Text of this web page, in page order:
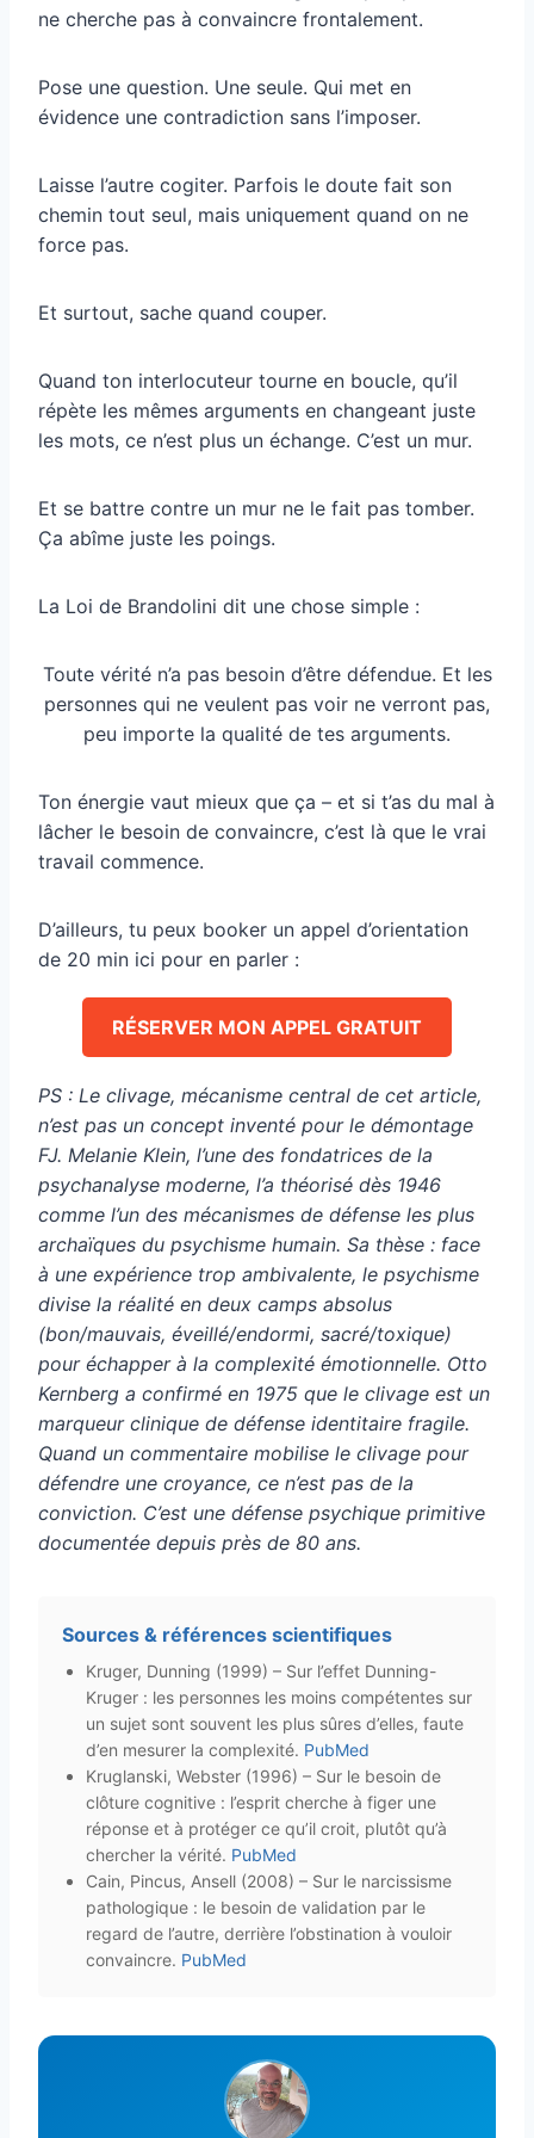
ne cherche pas à convaincre frontalement.
Pose une question. Une seule. Qui met en
évidence une contradiction sans l’imposer.
Laisse l’autre cogiter. Parfois le doute fait son
chemin tout seul, mais uniquement quand on ne
force pas.
Et surtout, sache quand couper.
Quand ton interlocuteur tourne en boucle, qu’il
répète les mêmes arguments en changeant juste
les mots, ce n’est plus un échange. C’est un mur.
Et se battre contre un mur ne le fait pas tomber.
Ça abîme juste les poings.
La Loi de Brandolini dit une chose simple :
Toute vérité n’a pas besoin d’être défendue. Et les
personnes qui ne veulent pas voir ne verront pas,
peu importe la qualité de tes arguments.
Ton énergie vaut mieux que ça – et si t’as du mal à
lâcher le besoin de convaincre, c’est là que le vrai
travail commence.
D’ailleurs, tu peux booker un appel d’orientation
de 20 min ici pour en parler :
RÉSERVER MON APPEL GRATUIT
PS : Le clivage, mécanisme central de cet article,
n’est pas un concept inventé pour le démontage
FJ. Melanie Klein, l’une des fondatrices de la
psychanalyse moderne, l’a théorisé dès 1946
comme l’un des mécanismes de défense les plus
archaïques du psychisme humain. Sa thèse : face
à une expérience trop ambivalente, le psychisme
divise la réalité en deux camps absolus
(bon/mauvais, éveillé/endormi, sacré/toxique)
pour échapper à la complexité émotionnelle. Otto
Kernberg a confirmé en 1975 que le clivage est un
marqueur clinique de défense identitaire fragile.
Quand un commentaire mobilise le clivage pour
défendre une croyance, ce n’est pas de la
conviction. C’est une défense psychique primitive
documentée depuis près de 80 ans.
Sources & références scientifiques
Kruger, Dunning (1999) – Sur l’effet Dunning-
Kruger : les personnes les moins compétentes sur
un sujet sont souvent les plus sûres d’elles, faute
d’en mesurer la complexité. PubMed
Kruglanski, Webster (1996) – Sur le besoin de
clôture cognitive : l’esprit cherche à figer une
réponse et à protéger ce qu’il croit, plutôt qu’à
chercher la vérité. PubMed
Cain, Pincus, Ansell (2008) – Sur le narcissisme
pathologique : le besoin de validation par le
regard de l’autre, derrière l’obstination à vouloir
convaincre. PubMed